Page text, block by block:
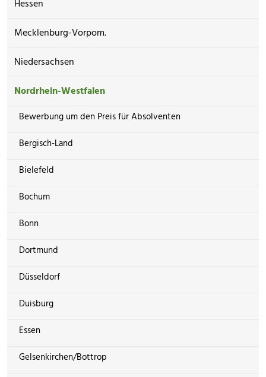
Hessen
Mecklenburg-Vorpom.
Niedersachsen
Nordrhein-Westfalen
Bewerbung um den Preis für Absolventen
Bergisch-Land
Bielefeld
Bochum
Bonn
Dortmund
Düsseldorf
Duisburg
Essen
Gelsenkirchen/Bottrop